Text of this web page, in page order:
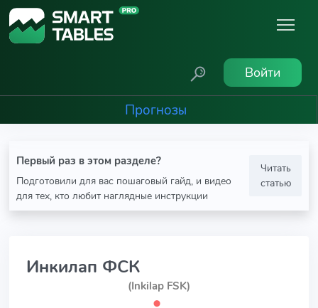
Войти
Прогнозы
Первый раз в этом разделе?
Подготовили для вас пошаговый гайд, и видео
для тех, кто любит наглядные инструкции
Читать
статью
Инкилап ФСК
(Inkilap FSK)
⬤